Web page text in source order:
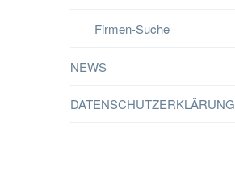
Firmen-Suche
NEWS
DATENSCHUTZERKLÄRUNG